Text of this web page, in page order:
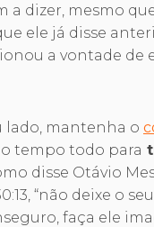
a dizer, mesmo
ele já disse
a vontade de
lado, mantenha o
tempo todo para
disse Otávio
“não deixe o seu
faça ele